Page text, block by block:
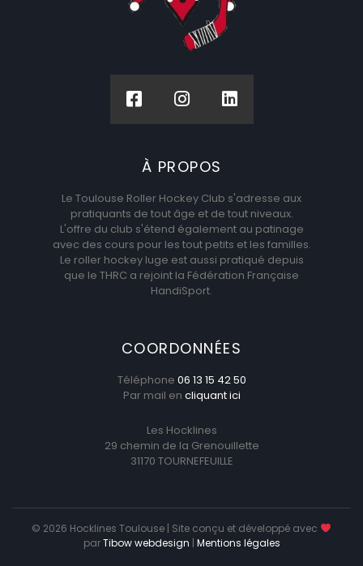
À PROPOS
Le Toulouse Roller Hockey Club s'adresse aux
pratiquants de tout âge et de tout niveaux.
L'offre du club s'étend également au patinage
avec des cours pour les tout petits et les familles.
Le roller hockey luge est aussi pratiqué depuis
que le THRC a rejoint la Fédération Française
HandiSport.
COORDONNÉES
Téléphone 06 13 15 42 50
Par mail en cliquant ici
Les Hocklines
29 chemin de la Grenouillette
31170 TOURNEFEUILLE
© 2026 Hocklines Toulouse | Site conçu et développé avec
parTibow webdesign | Mentions légales